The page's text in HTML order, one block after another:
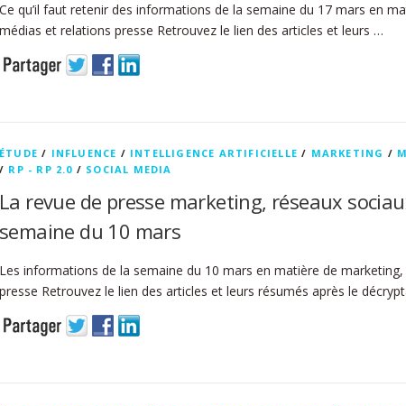
Ce qu’il faut retenir des informations de la semaine du 17 mars en
médias et relations presse Retrouvez le lien des articles et leurs …
ÉTUDE / INFLUENCE / INTELLIGENCE ARTIFICIELLE / MARKETING /
/ RP - RP 2.0 / SOCIAL MEDIA
La revue de presse marketing, réseaux
semaine du 10 mars
Les informations de la semaine du 10 mars en matière de
presse Retrouvez le lien des articles et leurs résumés après le